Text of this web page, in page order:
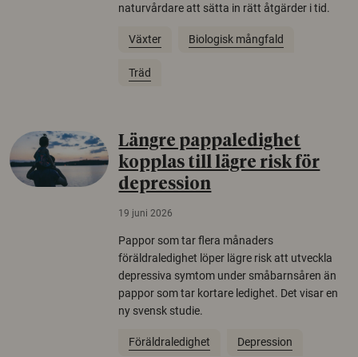
naturvårdare att sätta in rätt åtgärder i tid.
Växter Biologisk mångfald
Träd
Längre pappaledighet
kopplas till lägre risk för
depression
19 juni 2026
Pappor som tar flera månaders
föräldraledighet löper lägre risk att utveckla
depressiva symtom under småbarnsåren än
pappor som tar kortare ledighet. Det visar en
ny svensk studie.
Föräldraledighet Depression